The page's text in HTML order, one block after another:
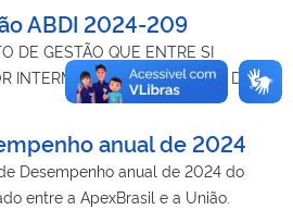
ABDI 2024-209
DE GESTÃO QUE ENTRE SI
INTERMÉDIO DO MINISTÉRIO DO
COMÉRCIO E SERVIÇOS -
INDUSTRIAL - ABDI.
anual de 2024
Desempenho anual de 2024 do
entre a ApexBrasil e a União.